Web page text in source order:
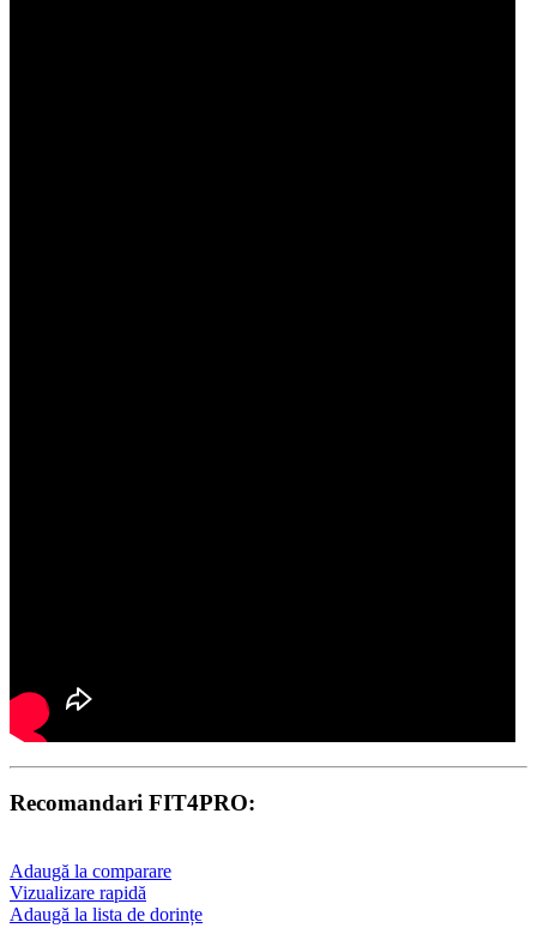
Recomandari FIT4PRO:
Adaugă la comparare
Vizualizare rapidă
Adaugă la lista de dorințe